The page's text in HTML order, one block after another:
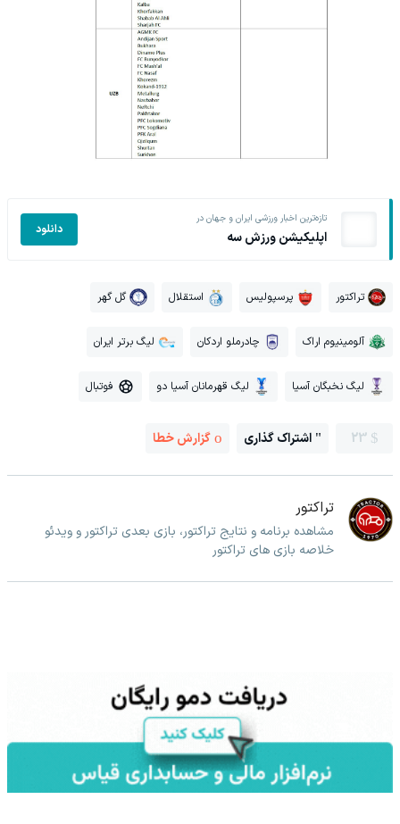
تازه‌ترین اخبار ورزشی ایران و جهان در
اپلیکیشن ورزش سه دانلود
تراکتور پرسپولیس استقلال گل گهر
آلومینیوم اراک چادرملو اردکان لیگ برتر ایران
لیگ نخبگان آسیا لیگ قهرمانان آسیا دو فوتبال
23 اشتراک گذاری گزارش خطا
تراکتور
مشاهده برنامه و نتایج تراکتور، بازی بعدی تراکتور و ویدئو
خلاصه بازی های تراکتور